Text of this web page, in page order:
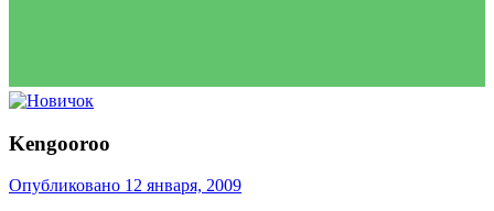
Kengooroo
Опубликовано 12 января, 2009